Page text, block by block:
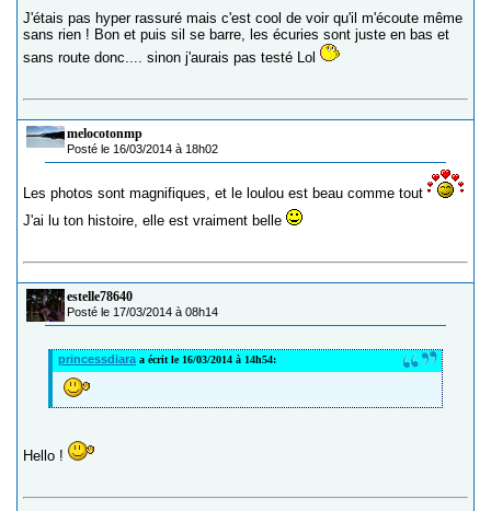
J'étais pas hyper rassuré mais c'est cool de voir qu'il m'écoute même
sans rien ! Bon et puis sil se barre, les écuries sont juste en bas et
sans route donc.... sinon j'aurais pas testé Lol
melocotonmp
Posté le 16/03/2014 à 18h02
Les photos sont magnifiques, et le loulou est beau comme tout
J'ai lu ton histoire, elle est vraiment belle
estelle78640
Posté le 17/03/2014 à 08h14
princessdiara a écrit le 16/03/2014 à 14h54:
Hello !